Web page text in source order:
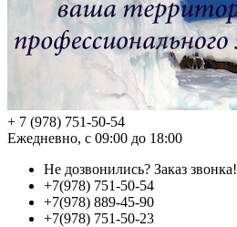
+ 7 (978) 751-50-54
Ежедневно, с 09:00 до 18:00
Не дозвонились? Заказ звонка!
+7(978) 751-50-54
+7(978) 889-45-90
+7(978) 751-50-23